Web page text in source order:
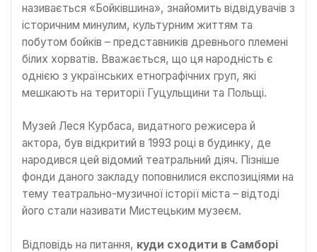
називається «Бойківшина», знайомить відвідувачів з
історичним минулим, культурним життям та
побутом бойків – представників древнього племені
білих хорватів. Вважається, що ця народність є
однією з українських етнографічних груп, які
мешкають на території Гуцульщини та Польщі.
Музей Леся Курбаса, видатного режисера й
актора, був відкритий в 1993 році в будинку, де
народився цей відомий театральний діяч. Пізніше
фонди даного закладу поповнилися експозиціями на
тему театрально-музичної історії міста – відтоді
його стали називати Мистецьким музеєм.
Відповідь на питання, куди сходити в Самборі